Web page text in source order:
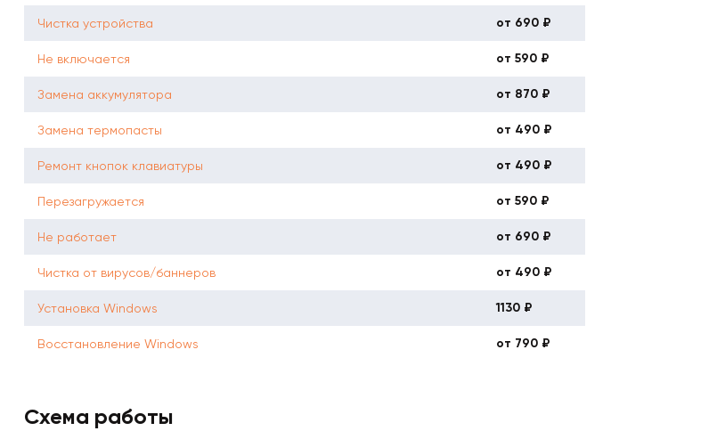
Чистка устройства от 690 ₽
Не включается от 590 ₽
Замена аккумулятора от 870 ₽
Замена термопасты от 490 ₽
Ремонт кнопок клавиатуры от 490 ₽
Перезагружается от 590 ₽
Не работает от 690 ₽
Чистка от вирусов/баннеров от 490 ₽
Установка Windows 1130 ₽
Восстановление Windows от 790 ₽
Схема работы